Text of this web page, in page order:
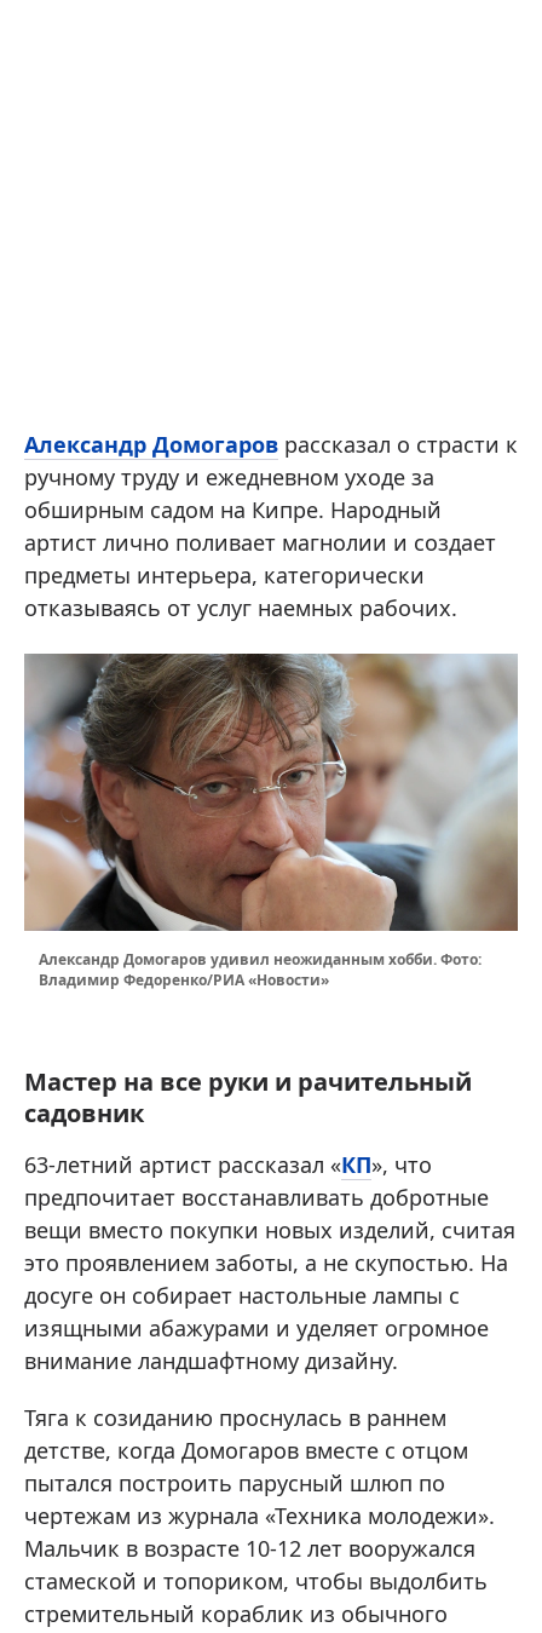
Александр Домогаров рассказал о страсти к
ручному труду и ежедневном уходе за
обширным садом на Кипре. Народный
артист лично поливает магнолии и создает
предметы интерьера, категорически
отказываясь от услуг наемных рабочих.
Александр Домогаров удивил неожиданным хобби. Фото:
Владимир Федоренко/РИА «Новости»
Мастер на все руки и рачительный
садовник
63-летний артист рассказал «КП», что
предпочитает восстанавливать добротные
вещи вместо покупки новых изделий, считая
это проявлением заботы, а не скупостью. На
досуге он собирает настольные лампы с
изящными абажурами и уделяет огромное
внимание ландшафтному дизайну.
Тяга к созиданию проснулась в раннем
детстве, когда Домогаров вместе с отцом
пытался построить парусный шлюп по
чертежам из журнала «Техника молодежи».
Мальчик в возрасте 10-12 лет вооружался
стамеской и топориком, чтобы выдолбить
стремительный кораблик из обычного